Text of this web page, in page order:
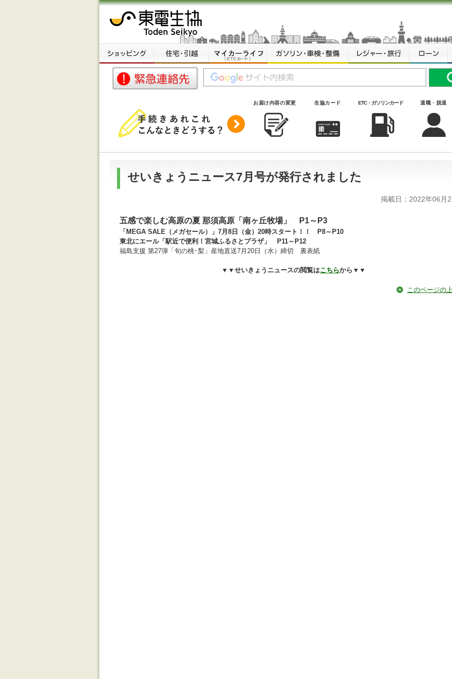
お届け内容の変更 生協カード ETC・ガソリンカード 退職・脱退
せいきょうニュース7月号が発行されました
掲載日：2022年06月
五感で楽しむ高原の夏 那須高原「南ヶ丘牧場」 P1～P3
「MEGA SALE（メガセール）」7月8日（金）20時スタート！！ P8～P10
東北にエール「駅近で便利！宮城ふるさとプラザ」 P11～P12
福島支援 第27弾「旬の桃･梨」産地直送7月20日（水）締切 裏表紙
▼▼せいきょうニュースの閲覧はこちらから▼▼
このページの